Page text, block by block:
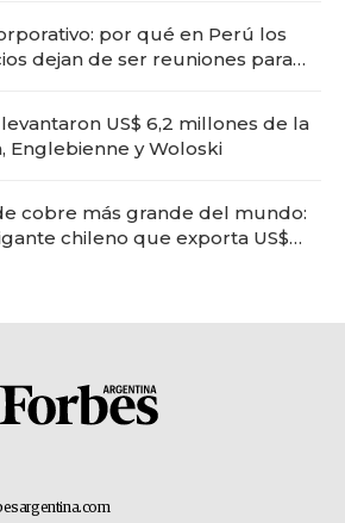
por qué en Perú los
dejan de ser reuniones para
US$ 6,2 millones de la
Englebienne y Woloski
cobre más grande del mundo:
chileno que exporta US$